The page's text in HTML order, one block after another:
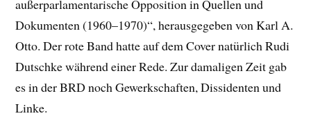
außerparlamentarische Opposition in Quellen und
Dokumenten (1960–1970)“, herausgegeben von Karl A.
Otto. Der rote Band hatte auf dem Cover natürlich Rudi
Dutschke während einer Rede. Zur damaligen Zeit gab
es in der BRD noch Gewerkschaften, Dissidenten und
Linke.